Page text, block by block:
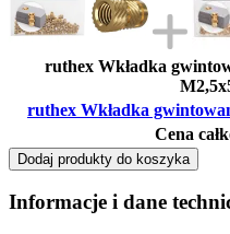
ruthex Wkładka
ruthex Wkładka
Cena
Dodaj produkty do koszyka
Informacje i dane